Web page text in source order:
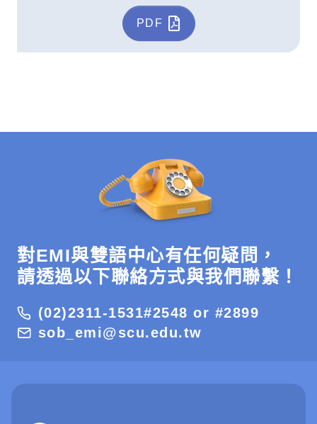
PDF
對EMI與雙語中心有任何疑問，
請透過以下聯絡方式與我們聯繫！
(02)2311-1531#2548 or #2899
sob_emi@scu.edu.tw